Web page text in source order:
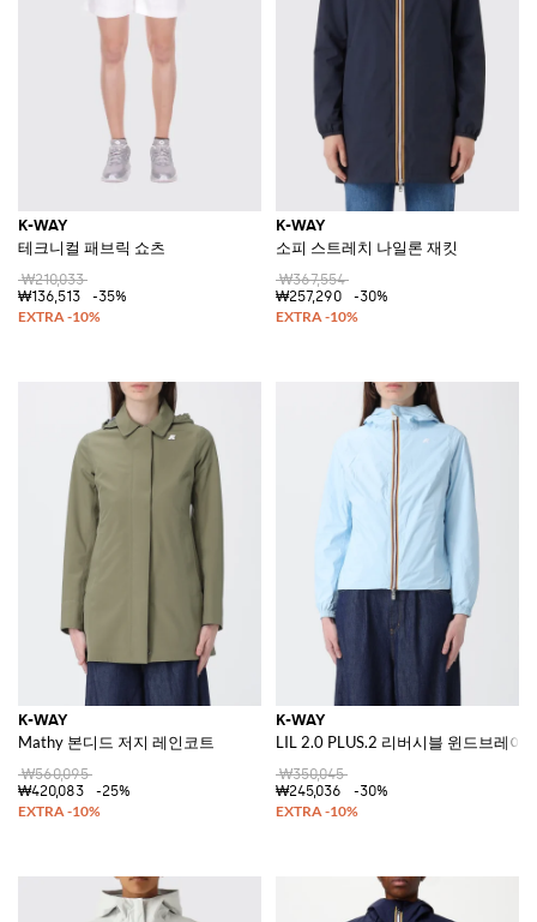
K-WAY
테크니컬 패브릭 쇼츠
₩210,033
₩136,513
-35%
K-WAY
소피 스트레치 나일론 재킷
₩367,554
₩257,290
-30%
K-WAY
Mathy 본디드 저지 레인코트
₩560,095
₩420,083
-25%
K-WAY
LIL 2.0 PLUS.2 리버시블 윈드브레이
₩350,045
₩245,036
-30%